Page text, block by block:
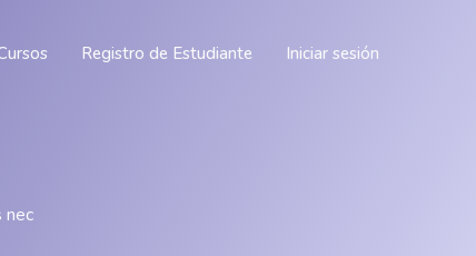
Registro de Estudiante Iniciar sesión
nec